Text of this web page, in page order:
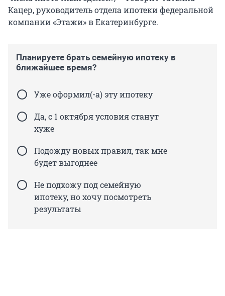
Кацер, руководитель отдела ипотеки федеральной
компании «Этажи» в Екатеринбурге.
Планируете брать семейную ипотеку в
ближайшее время?
Уже оформил(-а) эту ипотеку
Да, с 1 октября условия станут
хуже
Подожду новых правил, так мне
будет выгоднее
Не подхожу под семейную
ипотеку, но хочу посмотреть
результаты